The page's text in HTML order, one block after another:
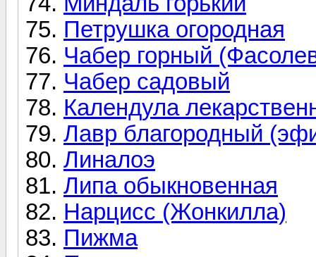
Петрушка огородная
Чабер горный
Чабер садовый
Календула
Лавр благородный
Линалоэ
Липа обыкновенная
Нарцисс (Жонкилла)
Пижма